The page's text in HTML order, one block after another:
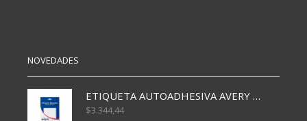
NOVEDADES
ETIQUETA AUTOADHESIVA AVERY 3026 30H 20 X 70
$3.344,44